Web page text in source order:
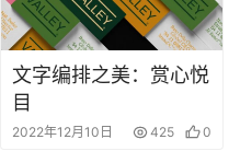
文字编排之美：赏心悦
目
2022年12月10日 425 0